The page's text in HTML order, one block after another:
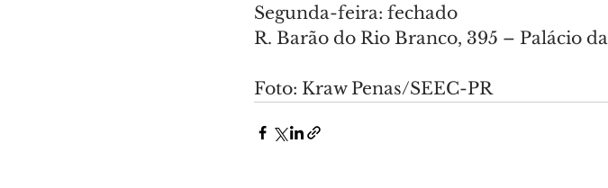
Segunda-feira: fechado
R. Barão do Rio Branco, 395 – Palácio
Foto: Kraw Penas/SEEC-PR